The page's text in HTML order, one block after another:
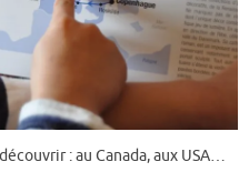
: au Canada, aux USA…